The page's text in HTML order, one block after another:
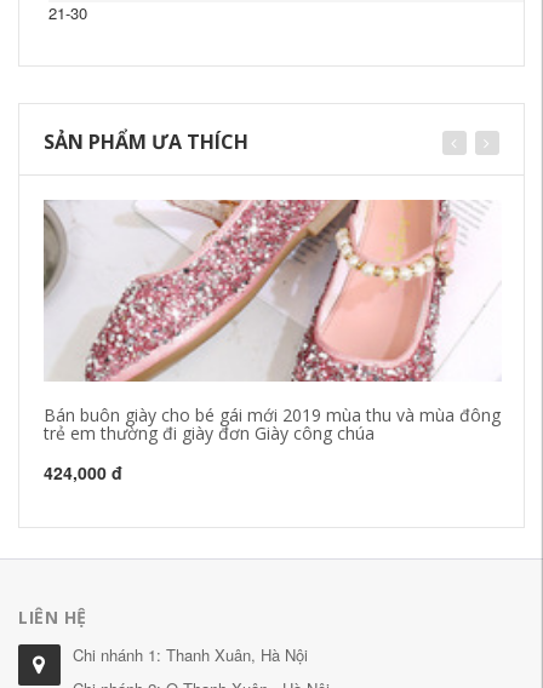
21-30
SẢN PHẨM ƯA THÍCH
Bán buôn giày cho bé gái mới 2019 mùa thu và mùa đông
trẻ em thường đi giày đơn Giày công chúa
424,000 đ
LIÊN HỆ
Chi nhánh 1: Thanh Xuân, Hà Nội